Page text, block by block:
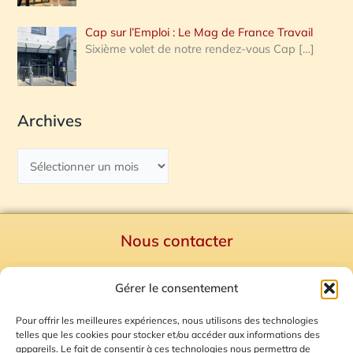
Gérer le consentement
Pour offrir les meilleures expériences, nous utilisons des technologies
telles que les cookies pour stocker et/ou accéder aux informations des
appareils. Le fait de consentir à ces technologies nous permettra de
Cap sur l’Emploi : Le Mag de France Travail
Sixième volet de notre rendez-vous Cap […]
Archives
Nous contacter
Mentions Légales
Plan du site
Gestion des Cookies